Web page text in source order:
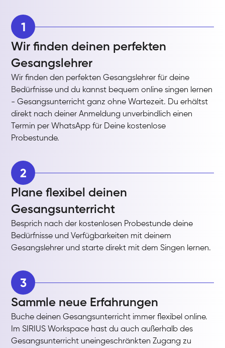
1
Wir finden deinen perfekten
Gesangslehrer
Wir finden den perfekten Gesangslehrer für deine
Bedürfnisse und du kannst bequem online singen lernen
- Gesangsunterricht ganz ohne Wartezeit. Du erhältst
direkt nach deiner Anmeldung unverbindlich einen
Termin per WhatsApp für Deine kostenlose
Probestunde.
2
Plane flexibel deinen
Gesangsunterricht
Besprich nach der kostenlosen Probestunde deine
Bedürfnisse und Verfügbarkeiten mit deinem
Gesangslehrer und starte direkt mit dem Singen lernen.
3
Sammle neue Erfahrungen
Buche deinen Gesangsunterricht immer flexibel online.
Im SIRIUS Workspace hast du auch außerhalb des
Gesangsunterricht uneingeschränkten Zugang zu